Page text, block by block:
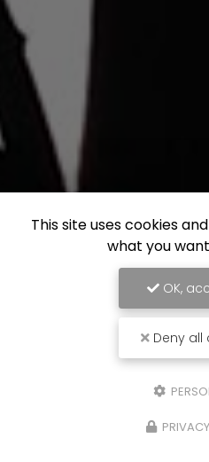
This site uses cookies
what you
OK,
Deny all